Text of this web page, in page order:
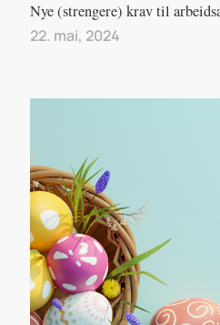
Nye (strengere) krav til
22. mai, 2024